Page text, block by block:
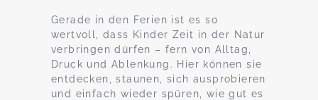
Gerade in den Ferien ist es so
wertvoll, dass Kinder Zeit in der Natur
verbringen dürfen – fern von Alltag,
Druck und Ablenkung. Hier können sie
entdecken, staunen, sich ausprobieren
und einfach wieder spüren, wie gut es